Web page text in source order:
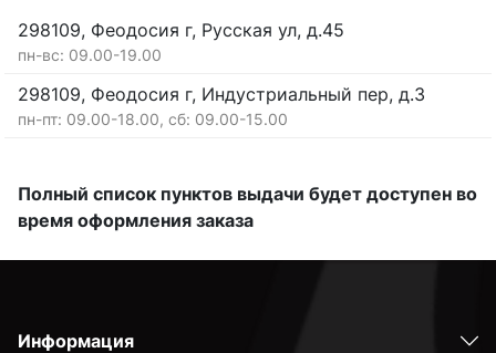
298109, Феодосия г, Русская ул, д.45
пн-вс: 09.00-19.00
298109, Феодосия г, Индустриальный пер, д.3
пн-пт: 09.00-18.00, сб: 09.00-15.00
Полный список пунктов выдачи будет доступен во
время оформления заказа
Информация